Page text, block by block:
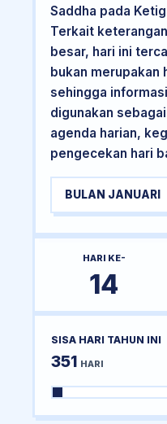
Saddha pada
Terkait
besar, hari ini
bukan merupakan
sehingga
digunakan
agenda harian,
pengecekan hari
BULAN JANUARI
HARI KE-
14
SISA HARI TAHUN INI
351 HARI